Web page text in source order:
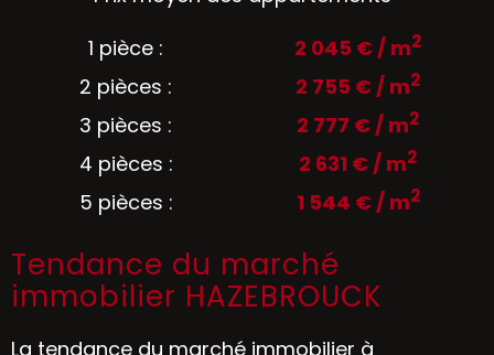
1 pièce :
2 045 € / m2
2 pièces : 2 755 € / m2
3 pièces : 2 777 € / m2
4 pièces : 2 631 € / m2
5 pièces : 1 544 € / m2
Tendance du marché
immobilier HAZEBROUCK
La tendance du marché immobilier à